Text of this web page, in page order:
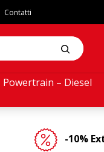
Powertrain – Diesel
Contatti
-10%